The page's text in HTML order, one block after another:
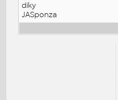
díky
JASponza